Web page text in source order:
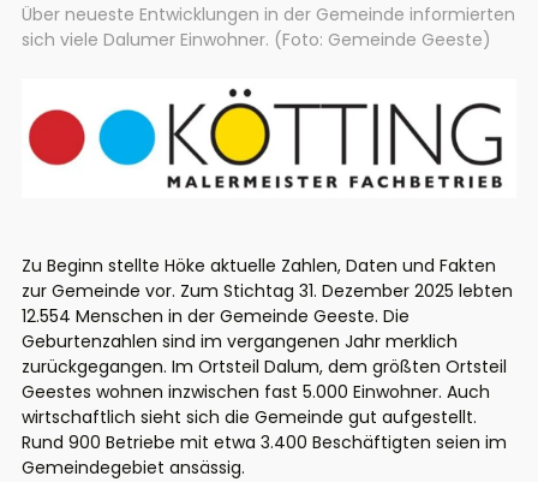
Über neueste Entwicklungen in der Gemeinde informierten
sich viele Dalumer Einwohner. (Foto: Gemeinde Geeste)
Zu Beginn stellte Höke aktuelle Zahlen, Daten und Fakten
zur Gemeinde vor. Zum Stichtag 31. Dezember 2025 lebten
12.554 Menschen in der Gemeinde Geeste. Die
Geburtenzahlen sind im vergangenen Jahr merklich
zurückgegangen. Im Ortsteil Dalum, dem größten Ortsteil
Geestes wohnen inzwischen fast 5.000 Einwohner. Auch
wirtschaftlich sieht sich die Gemeinde gut aufgestellt.
Rund 900 Betriebe mit etwa 3.400 Beschäftigten seien im
Gemeindegebiet ansässig.